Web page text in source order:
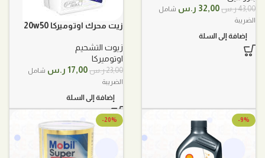
43,00ر.س السعر
43,00 ر.س.
32,00 ر.س السعر
شامل
الضريبة
إضافة إلى السلة
زيت محرك اوتوميركا 20w50
زيوت التشحيم
اوتوميركا
23,00ر.س السعر
23,00 ر.س.
17,00 ر.س السعر
شامل
الضريبة
إضافة إلى السلة
-9%
-20%